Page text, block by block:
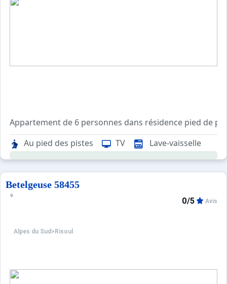
Une cuisine équipée ouvrant sur un séjour avec lit
Prestations en sus sur commande : location linge de lit
Tarifs préférentiels : cours de ski, matériel de ski,
Au pied des pistes TV Lave-vaisselle
Betelgeuse 58455
Alpes du Sud > Risoul
0/5 Avis